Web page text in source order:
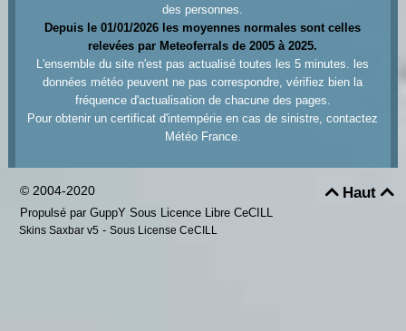
des personnes.
Depuis le 01/01/2026 les moyennes normales sont celles
relevées par Meteoferrals de 2005 à 2025.
L'ensemble du site n'est pas actualisé toutes les 5 minutes. les
données météo peuvent ne pas correspondre, vérifiez bien la
fréquence d'actualisation de chacune des pages.
Pour obtenir un certificat d'intempérie en cas de sinistre, contactez
Météo France.
Haut
© 2004-2020
Propulsé par GuppY Sous Licence Libre CeCILL
Skins Saxbar v5 - Sous License CeCILL